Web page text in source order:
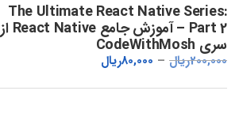
The Ultimate React Native Series:
Part 2 – آموزش جامع React Native از
سری CodeWithMosh
200,000ریال 80,000ریال